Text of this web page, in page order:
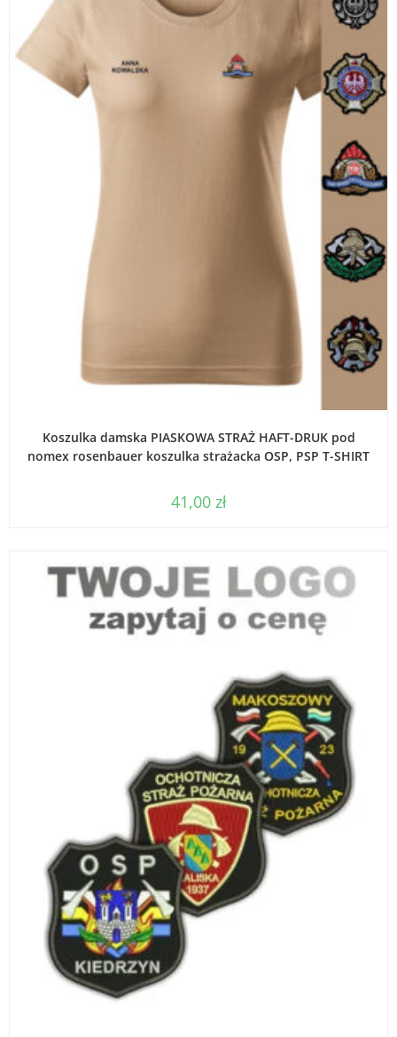
Koszulka damska PIASKOWA STRAŻ HAFT-DRUK pod
nomex rosenbauer koszulka strażacka OSP, PSP T-SHIRT
41,00 zł